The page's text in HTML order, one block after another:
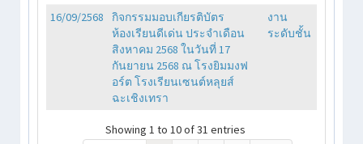
16/09/2568
กิจกรรมมอบเกียรติบัตร
ห้องเรียนดีเด่น ประจำเดือน
สิงหาคม 2568 ในวันที่ 17
กันยายน 2568 ณ โรงยิมมงฟ
อร์ต โรงเรียนเซนต์หลุยส์
ฉะเชิงเทรา
งาน
ระดับชั้น
Showing 1 to 10 of 31 entries